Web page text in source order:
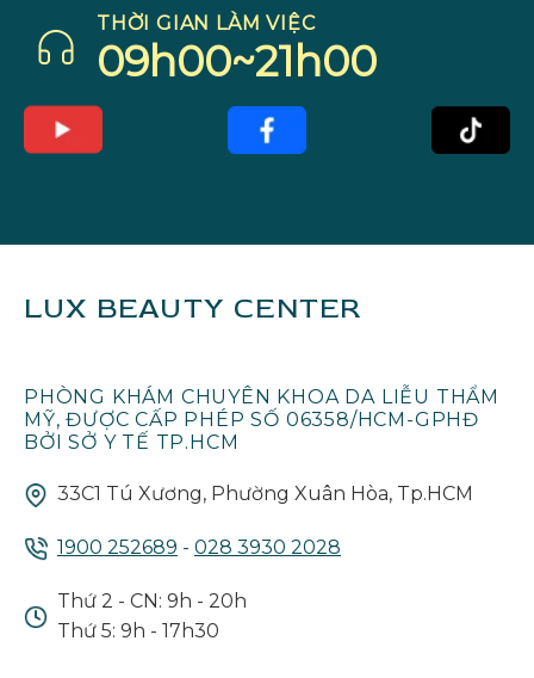
THỜI GIAN LÀM VIỆC
09h00~21h00
LUX BEAUTY CENTER
PHÒNG KHÁM CHUYÊN KHOA DA LIỄU THẨM
MỸ, ĐƯỢC CẤP PHÉP SỐ 06358/HCM-GPHĐ
BỞI SỞ Y TẾ TP.HCM
33C1 Tú Xương, Phường Xuân Hòa, Tp.HCM
1900 252689 - 028 3930 2028
Thứ 2 - CN: 9h - 20h
Thứ 5: 9h - 17h30